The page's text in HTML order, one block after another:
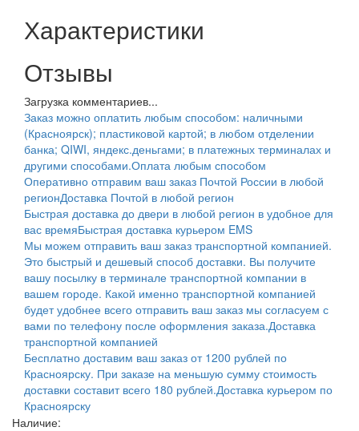
Характеристики
Отзывы
Загрузка комментариев...
Заказ можно оплатить любым способом: наличными
(Красноярск); пластиковой картой; в любом отделении
банка; QIWI, яндекс.деньгами; в платежных терминалах и
другими способами.Оплата любым способом
Оперативно отправим ваш заказ Почтой России в любой
регионДоставка Почтой в любой регион
Быстрая доставка до двери в любой регион в удобное для
вас времяБыстрая доставка курьером EMS
Мы можем отправить ваш заказ транспортной компанией.
Это быстрый и дешевый способ доставки. Вы получите
вашу посылку в терминале транспортной компании в
вашем городе. Какой именно транспортной компанией
будет удобнее всего отправить ваш заказ мы согласуем с
вами по телефону после оформления заказа.Доставка
транспортной компанией
Бесплатно доставим ваш заказ от 1200 рублей по
Красноярску. При заказе на меньшую сумму стоимость
доставки составит всего 180 рублей.Доставка курьером по
Красноярску
Наличие: